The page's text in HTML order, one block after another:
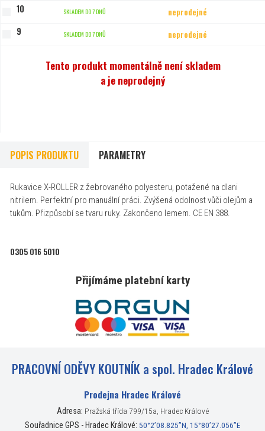
10 SKLADEM DO 7 DNŮ neprodejné
9 SKLADEM DO 7 DNŮ neprodejné
Tento produkt momentálně není skladem
a je neprodejný
POPIS PRODUKTU PARAMETRY
Rukavice X-ROLLER z žebrovaného polyesteru, potažené na dlani
nitrilem. Perfektní pro manuální práci. Zvýšená odolnost vůči olejům a
tukům. Přizpůsobí se tvaru ruky. Zakončeno lemem. CE EN 388.
0305 016 5010
Přijímáme platební karty
PRACOVNÍ ODĚVY KOUTNÍK a spol. Hradec Králové
Prodejna Hradec Králové
Adresa: Pražská třída 799/15a, Hradec Králové
Souřadnice GPS - Hradec Králové: 50°2’08.825”N, 15°80’27.056”E